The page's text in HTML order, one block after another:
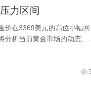
力区间
价在3369美元的高位小幅回
分析当前黄金市场的动态、